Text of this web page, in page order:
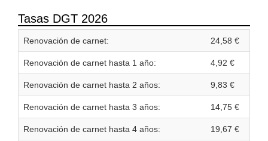
Tasas DGT 2026
Renovación de carnet: 24,58 €
Renovación de carnet hasta 1 año: 4,92 €
Renovación de carnet hasta 2 años: 9,83 €
Renovación de carnet hasta 3 años: 14,75 €
Renovación de carnet hasta 4 años: 19,67 €